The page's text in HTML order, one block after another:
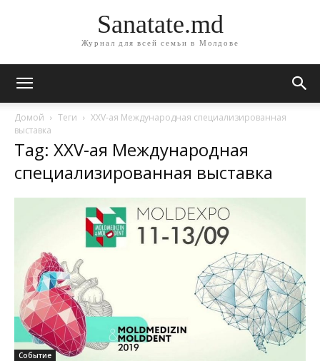
Sanatate.md
Журнал для всей семьи в Молдове
Домой Теги
XXV-ая Международная специализированная
выставка
Tag: XXV-ая Международная
специализированная выставка
Событие